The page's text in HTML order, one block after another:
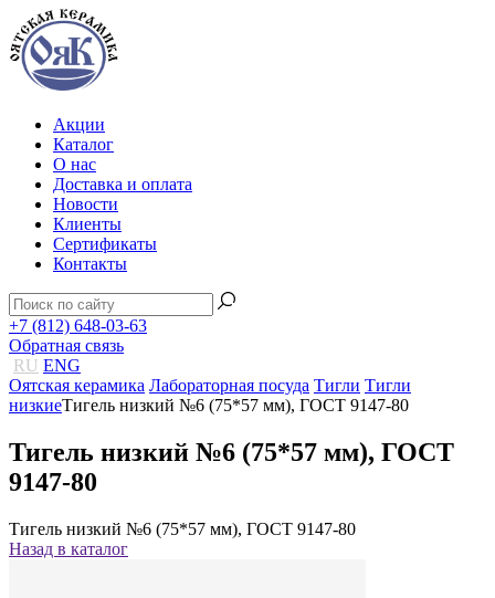
Акции
Каталог
О нас
Доставка и оплата
Новости
Клиенты
Сертификаты
Контакты
+7 (812) 648-03-63
Обратная связь
RU ENG
Оятская керамика Лабораторная посуда Тигли Тигли
низкиеТигель низкий №6 (75*57 мм), ГОСТ 9147-80
Тигель низкий №6 (75*57 мм), ГОСТ
9147-80
Тигель низкий №6 (75*57 мм), ГОСТ 9147-80
Назад в каталог